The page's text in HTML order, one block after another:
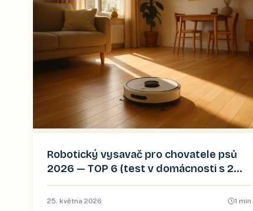
Robotický vysavač pro chovatele psů
2026 — TOP 6 (test v domácnosti s 2
zlatými retrívry)
25. května 2026 1 min